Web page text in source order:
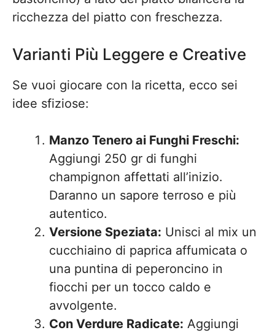
ricchezza del piatto con freschezza.
Varianti Più Leggere e Creative
Se vuoi giocare con la ricetta, ecco sei
idee sfiziose:
Manzo Tenero ai Funghi Freschi:
Aggiungi 250 gr di funghi
champignon affettati all’inizio.
Daranno un sapore terroso e più
autentico.
Versione Speziata: Unisci al mix un
cucchiaino di paprica affumicata o
una puntina di peperoncino in
fiocchi per un tocco caldo e
avvolgente.
Con Verdure Radicate: Aggiungi